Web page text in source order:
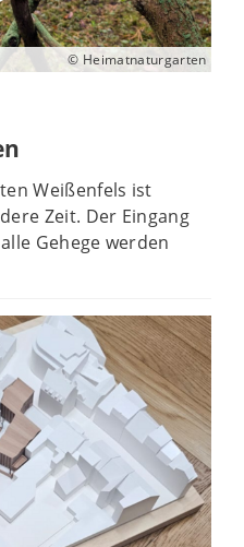
© Heimatnaturgarten
Weißenfels ist
Zeit. Der Eingang
Gehege werden